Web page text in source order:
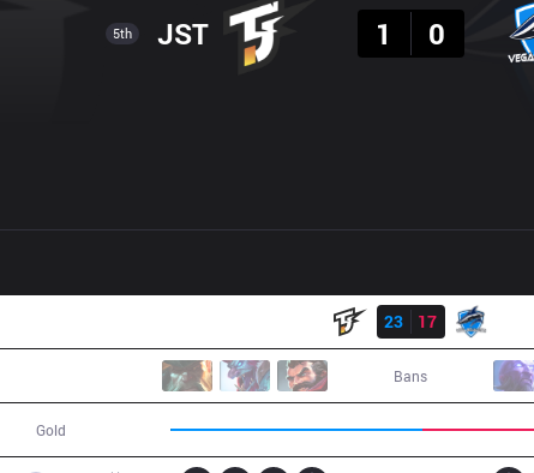
5th JST
1
0
23
17
Bans
Gold